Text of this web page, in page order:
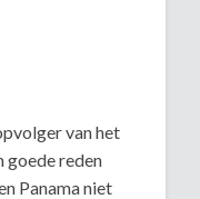
van het
goede reden
Panama niet